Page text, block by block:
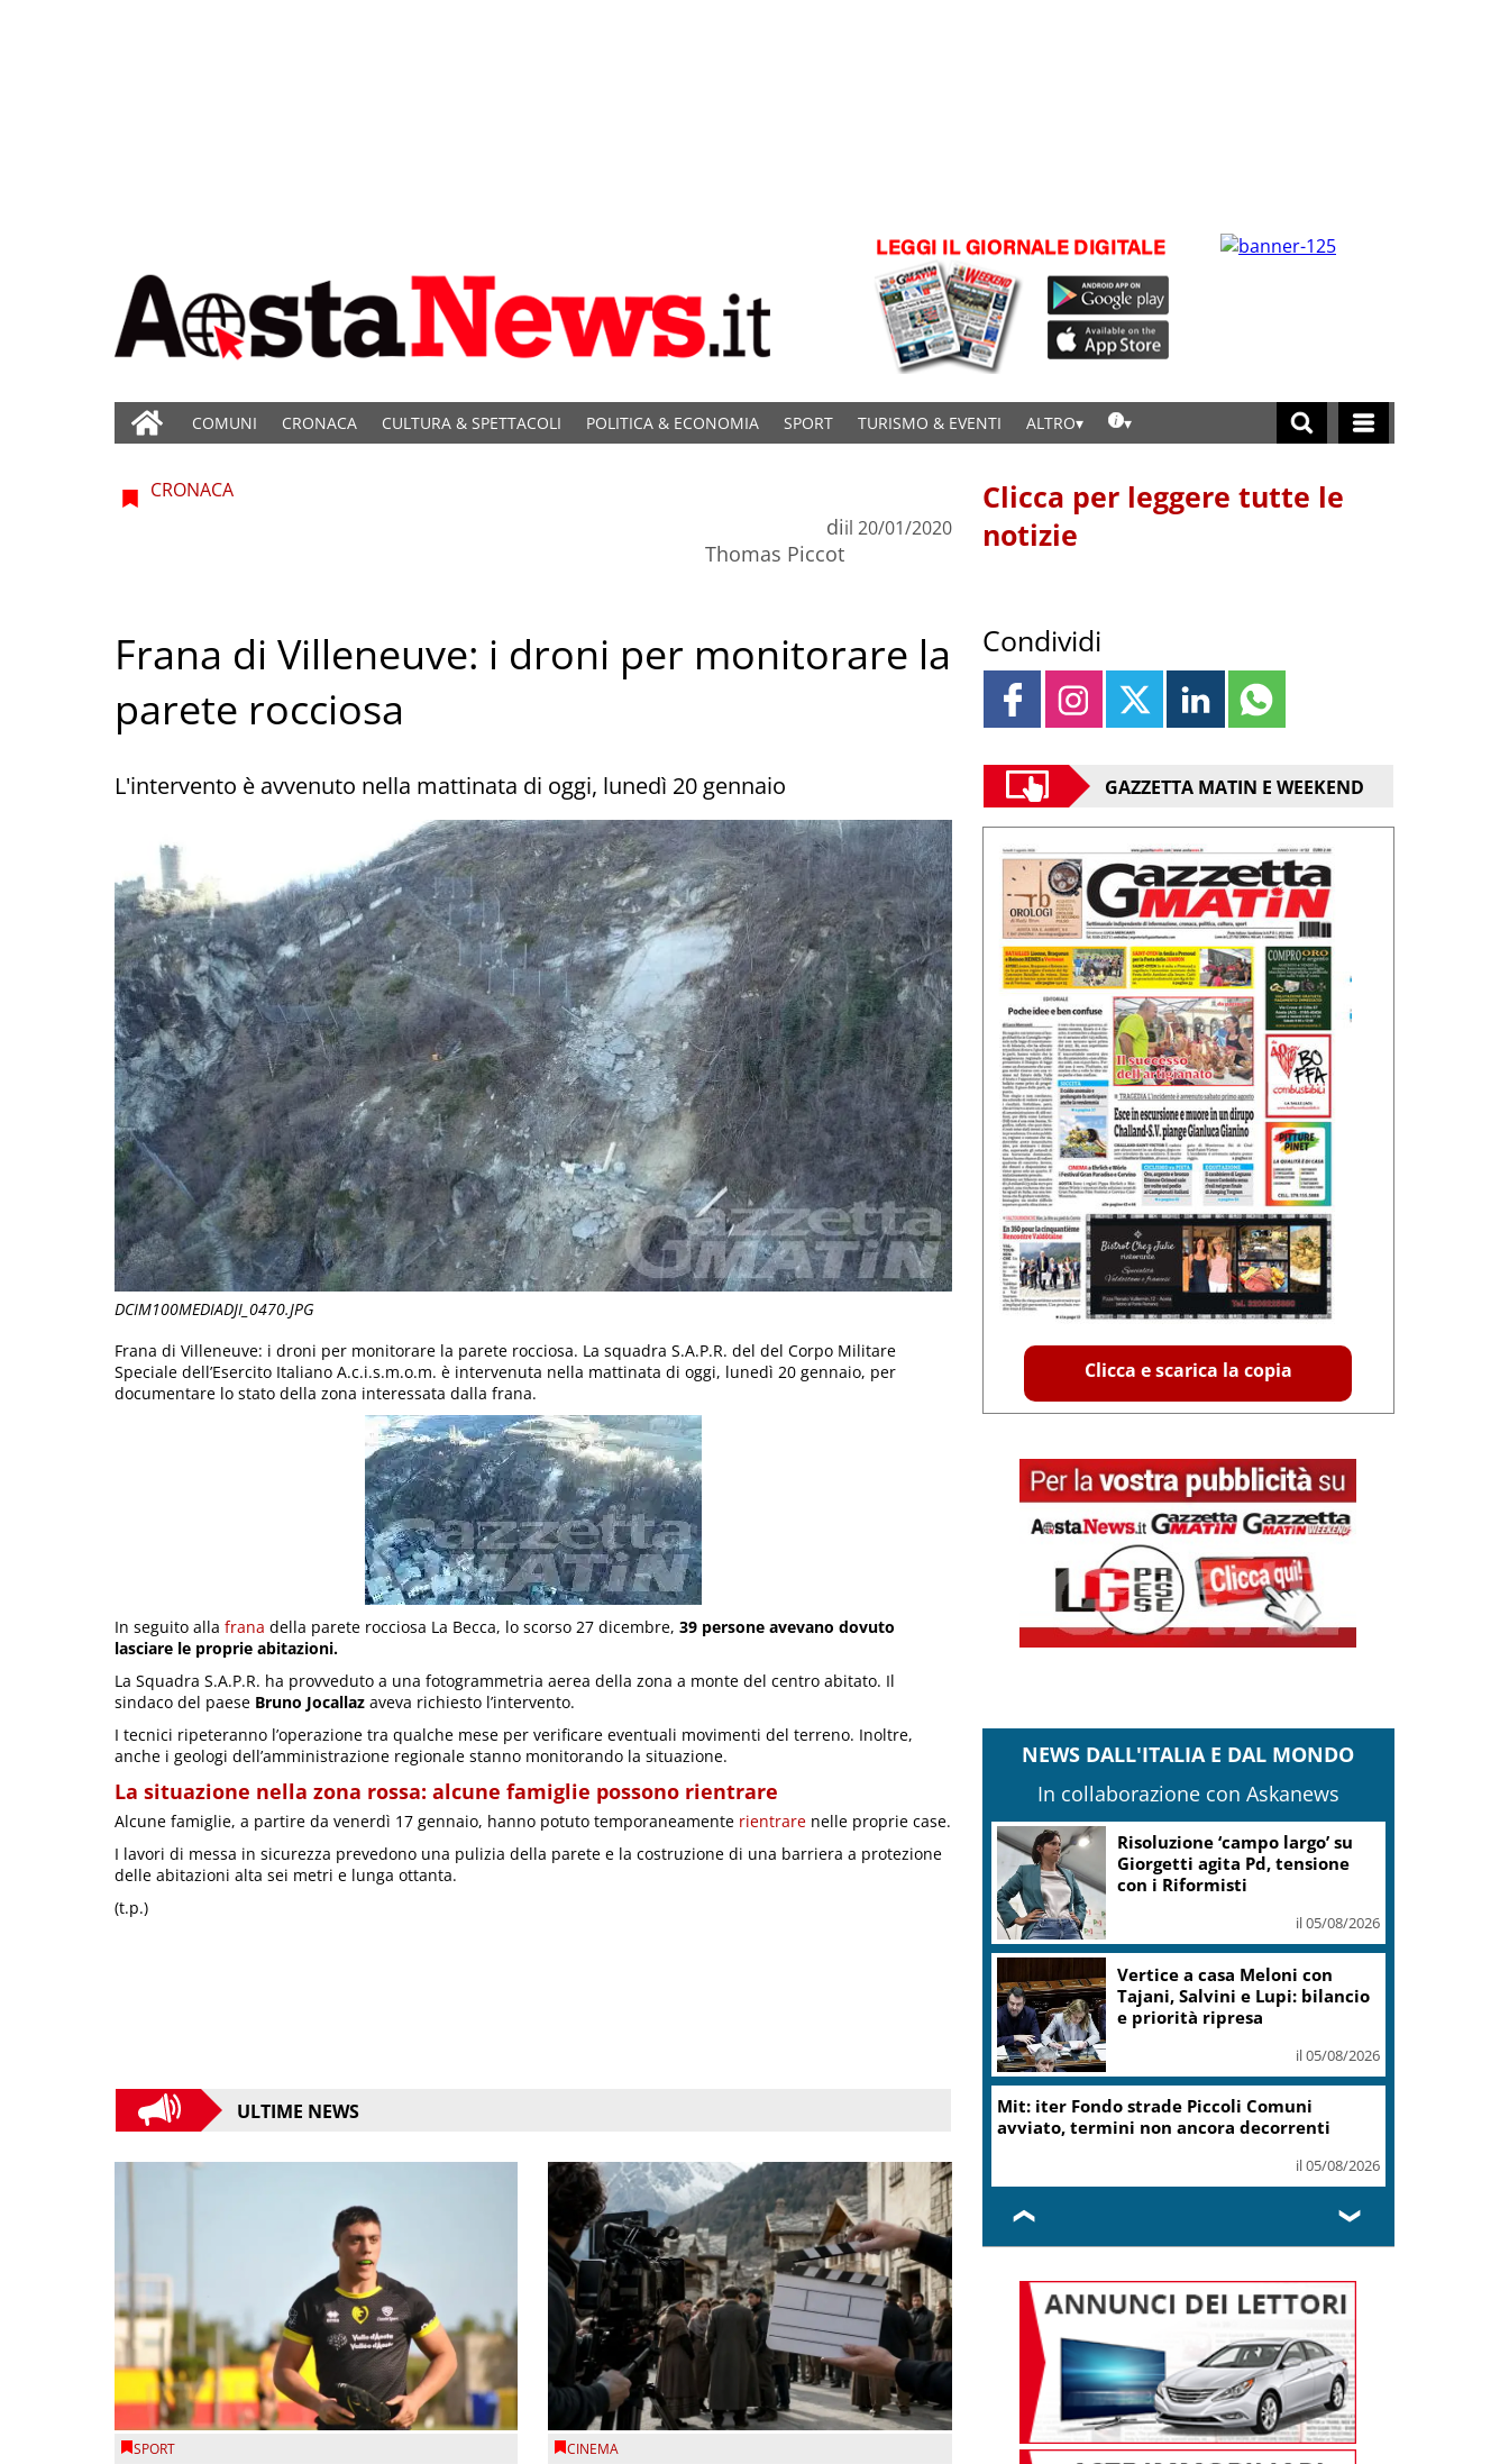
COMUNI CRONACA CULTURA & SPETTACOLI POLITICA & ECONOMIA SPORT TURISMO & EVENTI ALTRO
DCIM100MEDIADJI_0470.JPG
CRONACA
di
Thomas Piccot
il 20/01/2020
Frana di Villeneuve: i droni per monitorare la
parete rocciosa
L'intervento è avvenuto nella mattinata di oggi, lunedì 20 gennaio
Frana di Villeneuve: i droni per monitorare la parete rocciosa. La squadra S.A.P.R. del del Corpo Militare
Speciale dell’Esercito Italiano A.c.i.s.m.o.m. è intervenuta nella mattinata di oggi, lunedì 20 gennaio, per
documentare lo stato della zona interessata dalla frana.
In seguito alla frana della parete rocciosa La Becca, lo scorso 27 dicembre, 39 persone avevano dovuto
lasciare le proprie abitazioni.
La Squadra S.A.P.R. ha provveduto a una fotogrammetria aerea della zona a monte del centro abitato. Il
sindaco del paese Bruno Jocallaz aveva richiesto l’intervento.
I tecnici ripeteranno l’operazione tra qualche mese per verificare eventuali movimenti del terreno. Inoltre,
anche i geologi dell’amministrazione regionale stanno monitorando la situazione.
La situazione nella zona rossa: alcune famiglie possono rientrare
Alcune famiglie, a partire da venerdì 17 gennaio, hanno potuto temporaneamente rientrare nelle proprie case.
I lavori di messa in sicurezza prevedono una pulizia della parete e la costruzione di una barriera a protezione
delle abitazioni alta sei metri e lunga ottanta.
(t.p.)
ULTIME NEWS
SPORT CINEMA
Clicca per leggere tutte le
notizie
Condividi
GAZZETTA MATIN E WEEKEND
Clicca e scarica la copia
NEWS DALL'ITALIA E DAL MONDO
In collaborazione con Askanews
Risoluzione ‘campo largo’ su
Giorgetti agita Pd, tensione
con i Riformisti
il 05/08/2026
Vertice a casa Meloni con
Tajani, Salvini e Lupi: bilancio
e priorità ripresa
il 05/08/2026
Mit: iter Fondo strade Piccoli Comuni
avviato, termini non ancora decorrenti
il 05/08/2026
❮ ❯